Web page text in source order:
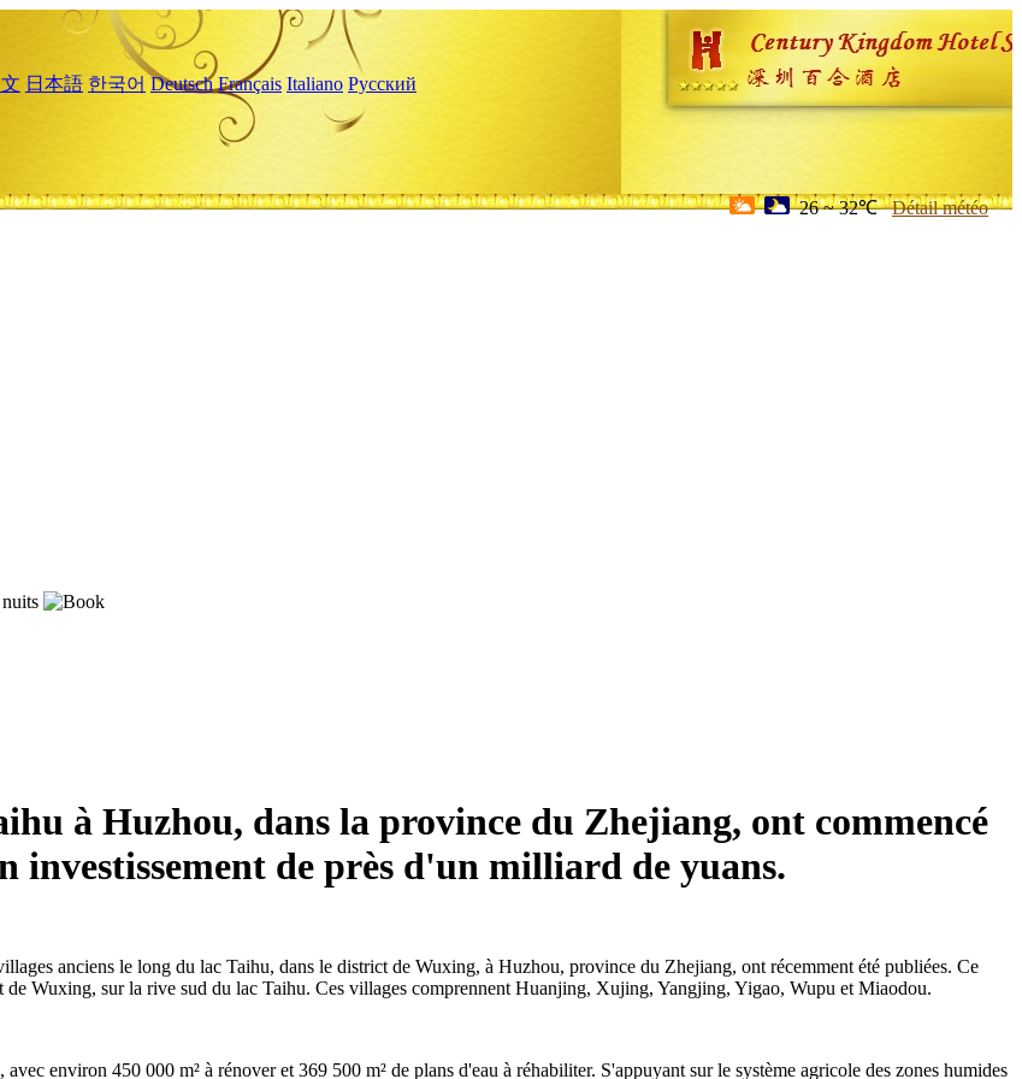
日本語 한국어 Deutsch Français Italiano Русский
26 ~ 32℃ Détail météo
nuits
à Huzhou, dans la province du Zhejiang, ont commencé
investissement de près d'un milliard de yuans.
anciens le long du lac Taihu, dans le district de Wuxing, à Huzhou, province du Zhejiang, ont récemment été publiées. Ce
Wuxing, sur la rive sud du lac Taihu. Ces villages comprennent Huanjing, Xujing, Yangjing, Yigao, Wupu et Miaodou.
environ 450 000 m² à rénover et 369 500 m² de plans d'eau à réhabiliter. S'appuyant sur le système agricole des zones humides